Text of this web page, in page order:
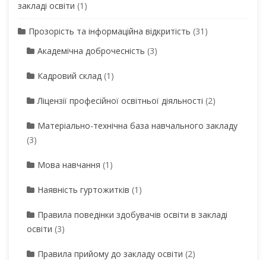
закладі освіти (1)
Прозорість та інформаційна відкритість (31)
Академічна доброчесність (3)
Кадровий склад (1)
Ліцензії професійної освітньої діяльності (2)
Матеріально-технічна база навчального закладу
(3)
Мова навчання (1)
Наявність гуртожитків (1)
Правила поведінки здобувачів освіти в закладі
освіти (3)
Правила прийому до закладу освіти (2)